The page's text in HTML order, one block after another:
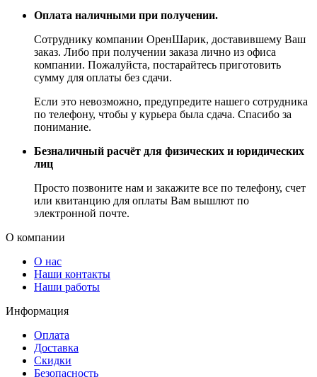
Оплата наличными при получении.
Сотруднику компании ОренШарик, доставившему Ваш
заказ. Либо при получении заказа лично из офиса
компании. Пожалуйста, постарайтесь приготовить
сумму для оплаты без сдачи.
Если это невозможно, предупредите нашего сотрудника
по телефону, чтобы у курьера была сдача. Спасибо за
понимание.
Безналичный расчёт для физических и юридических
лиц
Просто позвоните нам и закажите все по телефону, счет
или квитанцию для оплаты Вам вышлют по
электронной почте.
О компании
О нас
Наши контакты
Наши работы
Информация
Оплата
Доставка
Скидки
Безопасность